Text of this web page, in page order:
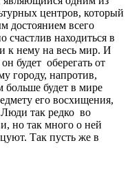
центров, который
достоянием всего
счастлив находиться в
к нему на весь мир. И
будет оберегать от
городу, напротив,
больше будет в мире
его восхищения,
Люди так редко во
но так много о ней
Так пусть же в